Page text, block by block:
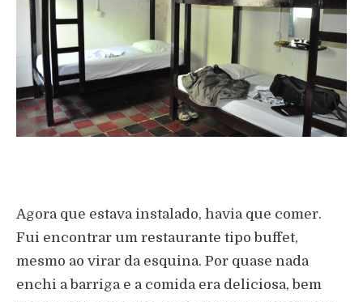
Agora que estava instalado, havia que comer.
Fui encontrar um restaurante tipo buffet,
mesmo ao virar da esquina. Por quase nada
enchi a barriga e a comida era deliciosa, bem